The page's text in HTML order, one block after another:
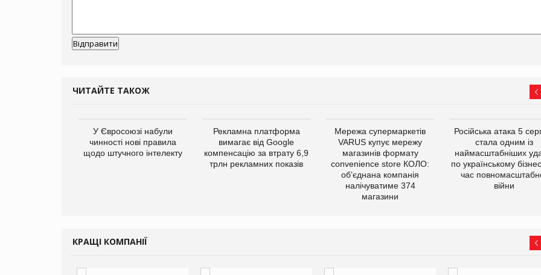
ЧИТАЙТЕ ТАКОЖ
У Євросоюзі набули
чинності нові правила
щодо штучного інтелекту
Рекламна платформа
вимагає від Google
компенсацію за втрату 6,9
трлн рекламних показів
Мережа супермаркетів
VARUS купує мережу
магазинів формату
convenience store КОЛО:
об’єднана компанія
налічуватиме 374
магазини
Російська атака 5
стала одним із
наймасштабніших
по українському
час
війни
КРАЩІ КОМПАНІЇ